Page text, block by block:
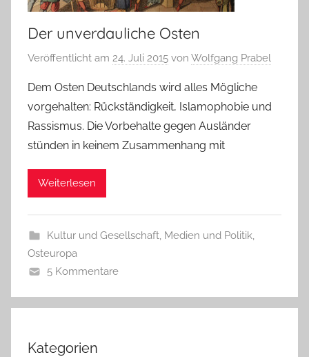
Der unverdauliche Osten
Veröffentlicht am 24. Juli 2015 von Wolfgang Prabel
Dem Osten Deutschlands wird alles Mögliche
vorgehalten: Rückständigkeit, Islamophobie und
Rassismus. Die Vorbehalte gegen Ausländer
stünden in keinem Zusammenhang mit
Weiterlesen
Kultur und Gesellschaft, Medien und Politik,
Osteuropa
5 Kommentare
Kategorien